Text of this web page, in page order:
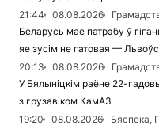
21:44
08.08.2026
Беларусь мае патрэбу ў
яе зусім не гатовая —
20:13
08.08.2026
У Бялыніцкім раёне 22-
з грузавіком КамАЗ
19:20
08.08.2026
Бяспека,